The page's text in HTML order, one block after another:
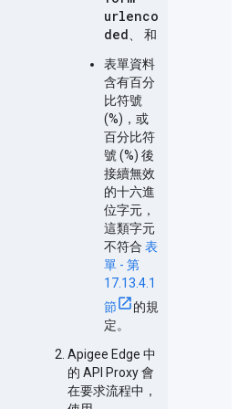
urlenco
ded 、 和
表單資料
含有百分
比符號
(%)，或
百分比符
號 (%) 後
接續無效
的十六進
位字元，
這類字元
不符合 表
單 - 第
17.13.4.1
節
的規
定。
Apigee Edge 中
的 API Proxy 會
在要求流程中，